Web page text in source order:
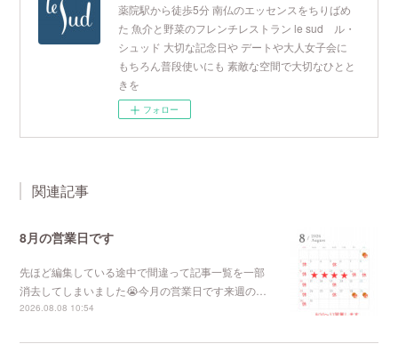
薬院駅から徒歩5分 南仏のエッセンスをちりばめ
た 魚介と野菜のフレンチレストラン le sud ル・
シュッド 大切な記念日や デートや大人女子会に
もちろん普段使いにも 素敵な空間で大切なひとと
きを
フォロー
関連記事
8月の営業日です
先ほど編集している途中で間違って記事一覧を一部
消去してしまいました😭今月の営業日です来週の…
2026.08.08 10:54